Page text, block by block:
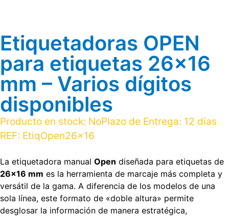
Etiquetadoras OPEN
para etiquetas 26×16
mm – Varios dígitos
disponibles
Producto en stock: NoPlazo de Entrega: 12 días
REF: EtiqOpen26x16
La etiquetadora manual Open diseñada para etiquetas de
26×16 mm es la herramienta de marcaje más completa y
versátil de la gama. A diferencia de los modelos de una
sola línea, este formato de «doble altura» permite
desglosar la información de manera estratégica,